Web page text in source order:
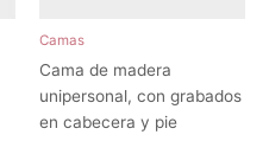
Camas
Cama de madera
unipersonal, con grabados
en cabecera y pie